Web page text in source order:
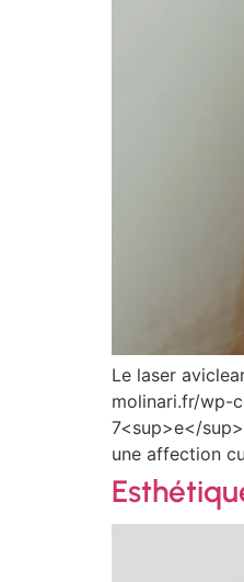
Le laser
molinari.fr/wp-
7<sup>e</
une affection